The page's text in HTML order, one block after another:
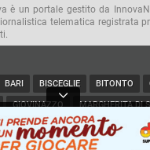
è un portale gestito da
telematica registrata
BARI BISCEGLIE BITONTO
GIOVINAZZO MARGHERITA DI
MOLFETTA PUGLIA RUVO
TERLIZZI